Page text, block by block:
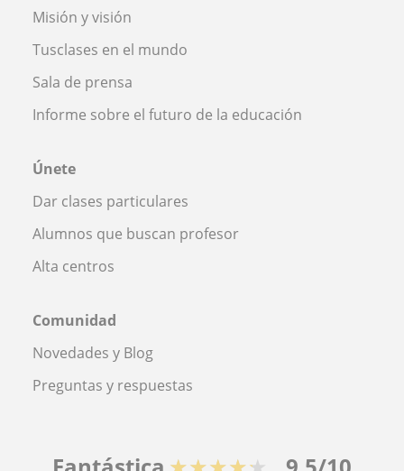
Misión y visión
Tusclases en el mundo
Sala de prensa
Informe sobre el futuro de la educación
Únete
Dar clases particulares
Alumnos que buscan profesor
Alta centros
Comunidad
Novedades y Blog
Preguntas y respuestas